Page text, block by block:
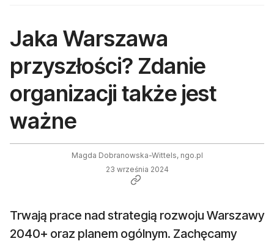
Jaka Warszawa
przyszłości? Zdanie
organizacji także jest
ważne
Magda Dobranowska-Wittels, ngo.pl
23 września 2024
Trwają prace nad strategią rozwoju Warszawy
2040+ oraz planem ogólnym. Zachęcamy